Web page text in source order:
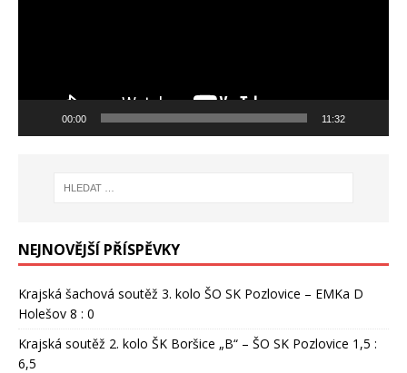
00:00 11:32
NEJNOVĚJŠÍ PŘÍSPĚVKY
Krajská šachová soutěž 3. kolo ŠO SK Pozlovice – EMKa D
Holešov 8 : 0
Krajská soutěž 2. kolo ŠK Boršice „B“ – ŠO SK Pozlovice 1,5 :
6,5